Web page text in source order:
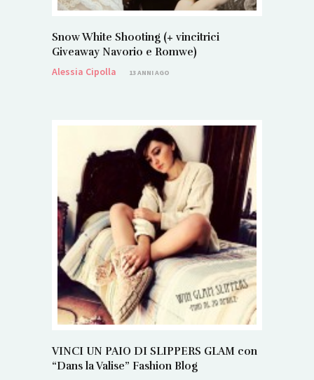
Snow White Shooting (+ vincitrici
Giveaway Navorio e Romwe)
Alessia Cipolla
13 ANNI AGO
VINCI UN PAIO DI SLIPPERS GLAM con
“Dans la Valise” Fashion Blog